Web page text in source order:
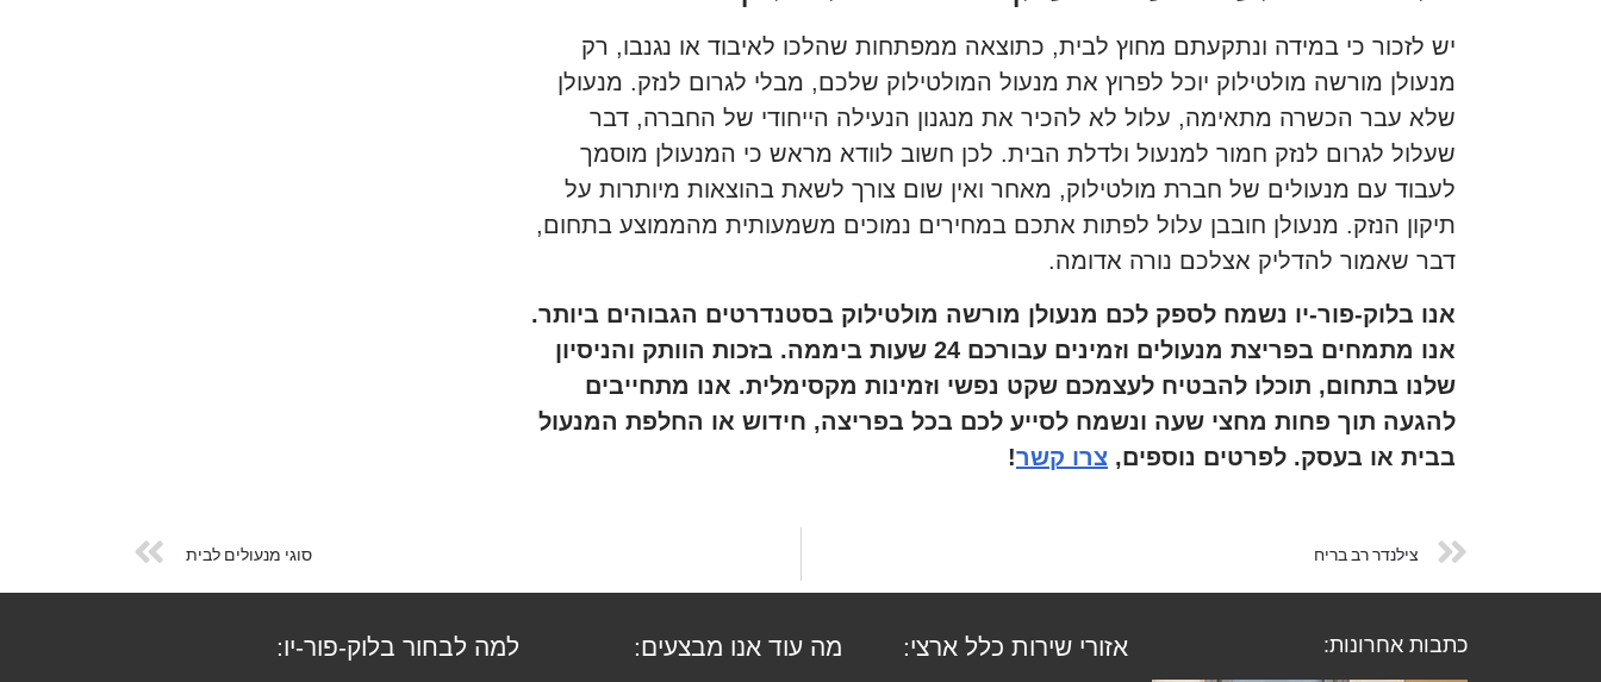
יש לזכור כי במידה ונתקעתם מחוץ לבית, כתוצאה ממפתחות שהלכו לאיבוד או נגנבו, רק
מנעולן מורשה מולטילוק יוכל לפרוץ את מנעול המולטילוק שלכם, מבלי לגרום לנזק. מנעולן
שלא עבר הכשרה מתאימה, עלול לא להכיר את מנגנון הנעילה הייחודי של החברה, דבר
שעלול לגרום לנזק חמור למנעול ולדלת הבית. לכן חשוב לוודא מראש כי המנעולן מוסמך
לעבוד עם מנעולים של חברת מולטילוק, מאחר ואין שום צורך לשאת בהוצאות מיותרות על
תיקון הנזק. מנעולן חובבן עלול לפתות אתכם במחירים נמוכים משמעותית מהממוצע בתחום,
דבר שאמור להדליק אצלכם נורה אדומה.
אנו בלוק-פור-יו נשמח לספק לכם מנעולן מורשה מולטילוק בסטנדרטים הגבוהים ביותר.
אנו מתמחים בפריצת מנעולים וזמינים עבורכם 24 שעות ביממה. בזכות הוותק והניסיון
שלנו בתחום, תוכלו להבטיח לעצמכם שקט נפשי וזמינות מקסימלית. אנו מתחייבים
להגעה תוך פחות מחצי שעה ונשמח לסייע לכם בכל בפריצה, חידוש או החלפת המנעול
בבית או בעסק. לפרטים נוספים, צרו קשר!
צילנדר רב בריח סוגי מנעולים לבית
כתבות אחרונות: אזורי שירות כלל ארצי: מה עוד אנו מבצעים: למה לבחור בלוק-פור-יו: